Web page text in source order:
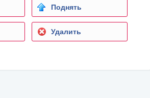
Поднять
Удалить